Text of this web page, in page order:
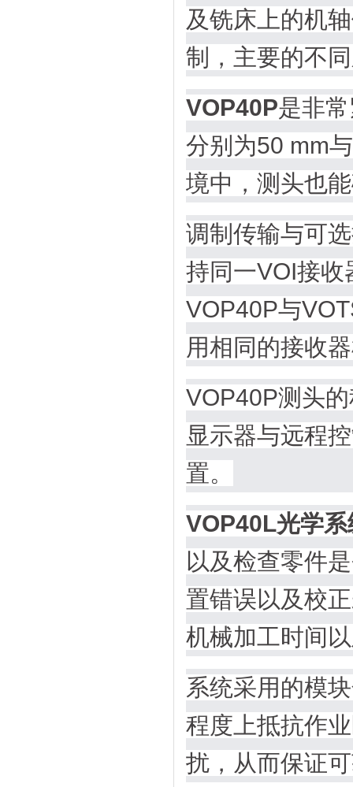
及铣床上的机
制，主要的不
VOP40P是非
分别为50 mm
境中，测头也
调制传输与可
持同一VOI接
VOP40P与
用相同的接收
VOP40P测头
显示器与远程
置。
VOP40L光学系
以及检查零件
置错误以及校
机械加工时间
系统采用的模
程度上抵抗作
扰，从而保证